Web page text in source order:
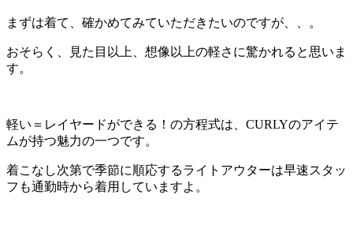
まずは着て、確かめてみていただきたいのですが、、。
おそらく、見た目以上、想像以上の軽さに驚かれると思いま
す。
軽い＝レイヤードができる！の方程式は、CURLYのアイテ
ムが持つ魅力の一つです。
着こなし次第で季節に順応するライトアウターは早速スタッ
フも通勤時から着用していますよ。